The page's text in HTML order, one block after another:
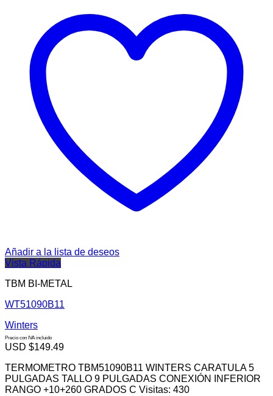
Añadir a la lista de deseos
Vista Rápida
TBM BI-METAL
WT51090B11
Winters
Precio con IVA incluido
USD $149.49
TERMOMETRO TBM51090B11 WINTERS CARATULA 5
PULGADAS TALLO 9 PULGADAS CONEXIÓN INFERIOR
RANGO +10+260 GRADOS C Visitas: 430